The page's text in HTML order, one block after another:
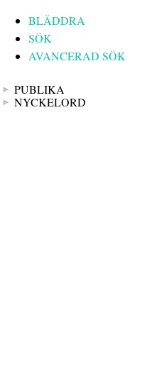
BLÄDDRA
SÖK
AVANCERAD SÖK
PUBLIKA
NYCKELORD